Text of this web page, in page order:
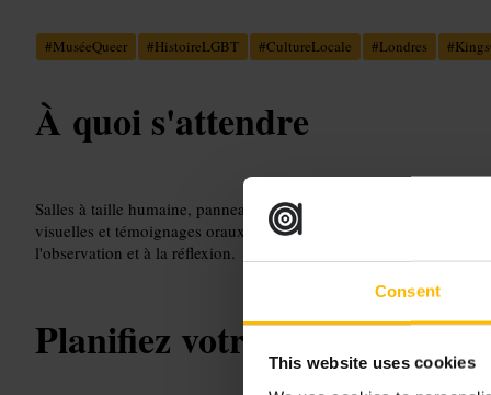
Consent
This website uses cookies
#MuséeQueer #HistoireLGBT #CultureLocale #Londres #
À quoi s'attendre
Salles à taille humaine, panneaux biographiques, photos et objets
visuelles et témoignages oraux ponctuent le parcours. Le ton est
l'observation et à la réflexion.
Planifiez votre visite